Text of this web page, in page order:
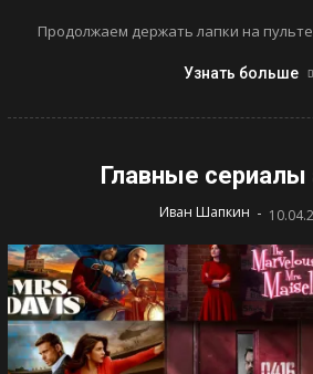
Продолжаем держать лапки на
Узнать больше
Главные сериалы
Иван Шапкин -